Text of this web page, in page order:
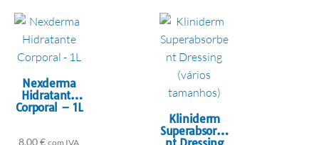
Nexderma
Hidratante
Corporal – 1L
8.00€ com IVA
Kliniderm
Superabsorbe